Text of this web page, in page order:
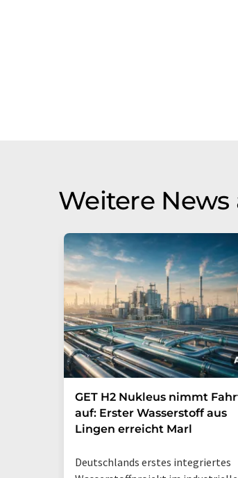
Weitere News
GET H2 Nukleus nimmt
auf: Erster Wasserstoff aus
Lingen erreicht Marl
Deutschlands erstes integriertes